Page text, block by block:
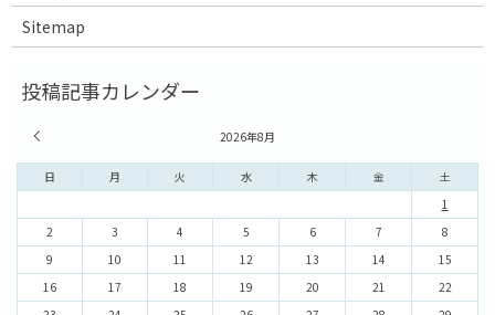
Sitemap
2026年8月
日 月 火 水 木 金 土
1
2
3 4 5 6 7
8
9
10 11 12 13 14
15
16
17 18 19 20 21
22